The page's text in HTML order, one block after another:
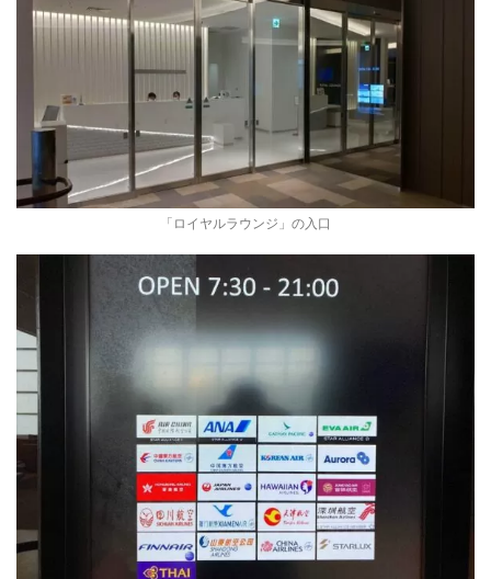
「ロイヤルラウンジ」の入口